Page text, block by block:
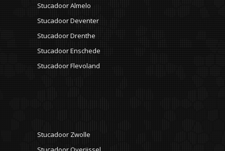
Stucadoor Almelo
Stucadoor Deventer
Stucadoor Drenthe
Stucadoor Enschede
Stucadoor Flevoland
Stucadoor Zwolle